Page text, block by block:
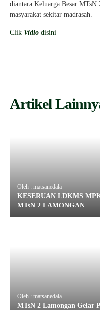
diantara Keluarga Besar
masyarakat sekitar madrasah.
Clik Vidio disini
Artikel
Oleh : matsanedala
KESERUAN LDKMS
MTsN 2 LAMONGAN
Oleh : matsanedala
MTsN 2 Lamongan Gelar